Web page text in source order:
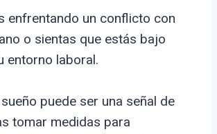
enfrentando un conflicto con
o sientas que estás bajo
entorno laboral.
puede ser una señal de
tomar medidas para